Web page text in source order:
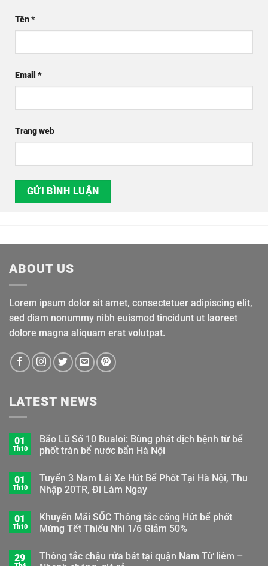
Tên*
Email *
Trang web
ABOUT US
Lorem ipsum dolor sit amet, consectetuer adipiscing elit,
sed diam nonummy nibh euismod tincidunt ut laoreet
dolore magna aliquam erat volutpat.
LATEST NEWS
01
Th10
Bão Lũ Số 10 Bualoi: Bùng phát dịch bệnh từ bể
phốt tràn bể nước bẩn Hà Nội
01
Th10
Tuyển 3 Nam Lái Xe Hút Bể Phốt Tại Hà Nội, Thu
Nhập 20TR, Đi Làm Ngay
01
Th10
Khuyến Mãi SỐC Thông tắc cống Hút bể phốt
Mừng Tết Thiếu Nhi 1/6 Giảm 50%
29
Thông tắc chậu rửa bát tại quận Nam Từ liêm –